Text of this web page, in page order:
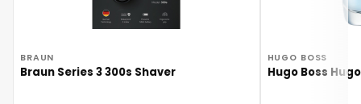
BRAUN
Braun Series 3 300s Shaver
HUGO BOSS
Hugo Boss